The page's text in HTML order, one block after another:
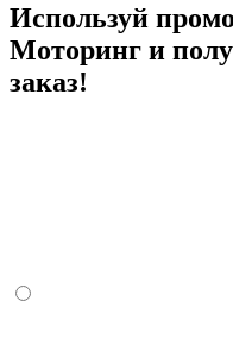
Используй
Моторинг и
заказ!